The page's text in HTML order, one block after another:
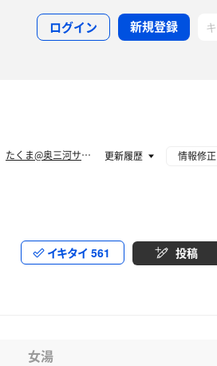
ログイン 新規登録
イキタイ 561 投稿
女湯
たくま@奥三河サ道部 更新履歴 情報修正